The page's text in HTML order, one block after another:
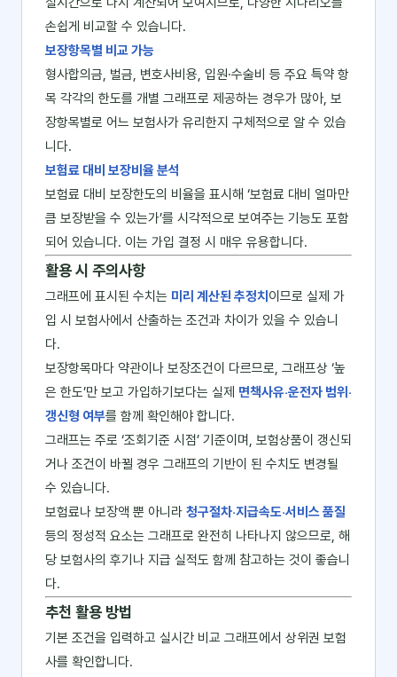
손쉽게 비교할 수 있습니다.
보장항목별 비교 가능
형사합의금, 벌금, 변호사비용, 입원·수술비 등 주요 특약 항
목 각각의 한도를 개별 그래프로 제공하는 경우가 많아, 보
장항목별로 어느 보험사가 유리한지 구체적으로 알 수 있습
니다.
보험료 대비 보장비율 분석
보험료 대비 보장한도의 비율을 표시해 ‘보험료 대비 얼마만
큼 보장받을 수 있는가’를 시각적으로 보여주는 기능도 포함
되어 있습니다. 이는 가입 결정 시 매우 유용합니다.
활용 시 주의사항
그래프에 표시된 수치는 미리 계산된 추정치 이므로 실제 가
입 시 보험사에서 산출하는 조건과 차이가 있을 수 있습니
다.
보장항목마다 약관이나 보장조건이 다르므로, 그래프상 ‘높
은 한도’만 보고 가입하기보다는 실제 면책사유‧운전자 범위‧
갱신형 여부를 함께 확인해야 합니다.
그래프는 주로 ‘조회기준 시점’ 기준이며, 보험상품이 갱신되
거나 조건이 바뀔 경우 그래프의 기반이 된 수치도 변경될
수 있습니다.
보험료나 보장액 뿐 아니라 청구절차‧지급속도‧서비스 품질
등의 정성적 요소는 그래프로 완전히 나타나지 않으므로, 해
당 보험사의 후기나 지급 실적도 함께 참고하는 것이 좋습니
다.
추천 활용 방법
기본 조건을 입력하고 실시간 비교 그래프에서 상위권 보험
사를 확인합니다.